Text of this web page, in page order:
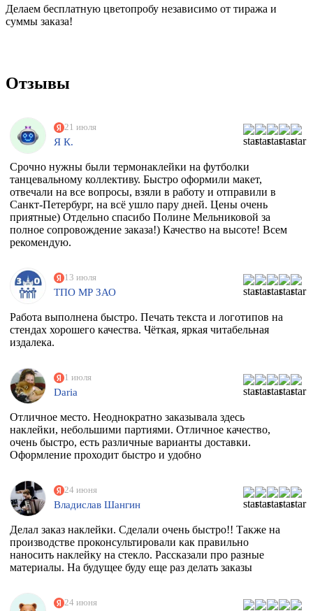
Делаем бесплатную цветопробу независимо от тиража и
суммы заказа!
Отзывы
21 июля
Я К.
Срочно нужны были термонаклейки на футболки
танцевальному коллективу. Быстро оформили макет,
отвечали на все вопросы, взяли в работу и отправили в
Санкт-Петербург, на всё ушло пару дней. Цены очень
приятные) Отдельно спасибо Полине Мельниковой за
полное сопровождение заказа!) Качество на высоте! Всем
рекомендую.
13 июля
ТПО МР ЗАО
Работа выполнена быстро. Печать текста и логотипов на
стендах хорошего качества. Чёткая, яркая читабельная
издалека.
1 июля
Daria
Отличное место. Неоднократно заказывала здесь
наклейки, небольшими партиями. Отличное качество,
очень быстро, есть различные варианты доставки.
Оформление проходит быстро и удобно
24 июня
Владислав Шангин
Делал заказ наклейки. Сделали очень быстро!! Также на
производстве проконсультировали как правильно
наносить наклейку на стекло. Рассказали про разные
материалы. На будущее буду еще раз делать заказы
24 июня